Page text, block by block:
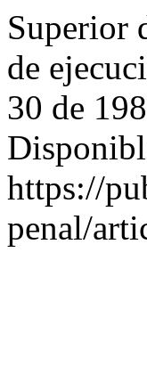
Superior
de
30 de
https://
penal/